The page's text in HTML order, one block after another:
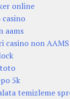
online
aams
casino non AAMS
5k
temizleme